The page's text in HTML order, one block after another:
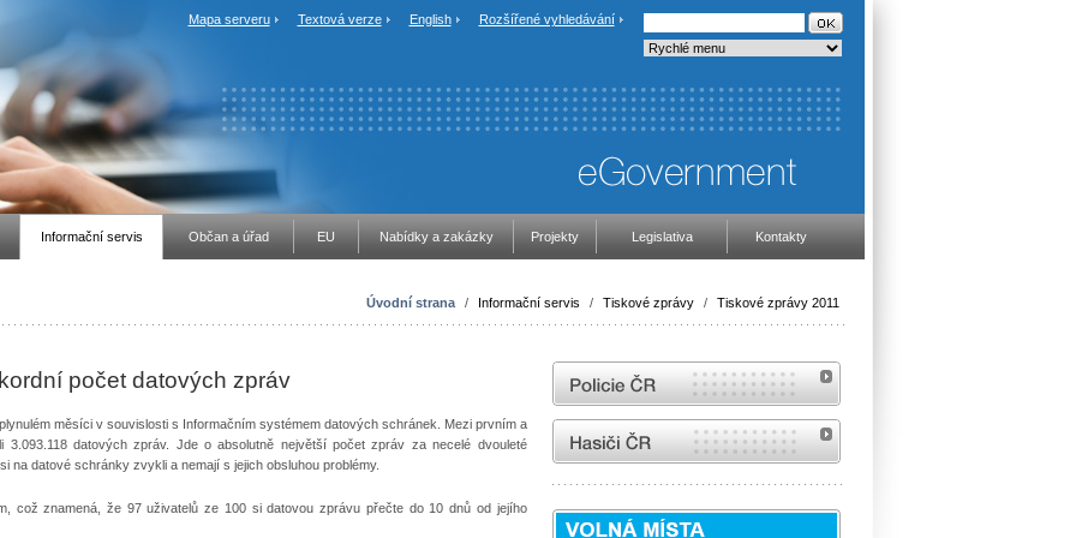
Mapa serveru Textová verze English Rozšířené vyhledávání
Informační servis Občan a úřad EU Nabídky a zakázky Projekty Legislativa Kontakty
Úvodní strana / Informační servis / Tiskové zprávy / Tiskové zprávy 2011
počet datových zpráv
měsíci v souvislosti s Informačním systémem datových schránek. Mezi prvním a
3.093.118 datových zpráv. Jde o absolutně největší počet zpráv za necelé dvouleté
na datové schránky zvykli a nemají s jejich obsluhou problémy.
což znamená, že 97 uživatelů ze 100 si datovou zprávu přečte do 10 dnů od jejího
internetové stránky Policie ČR
internetové stránky Hasiči ČR